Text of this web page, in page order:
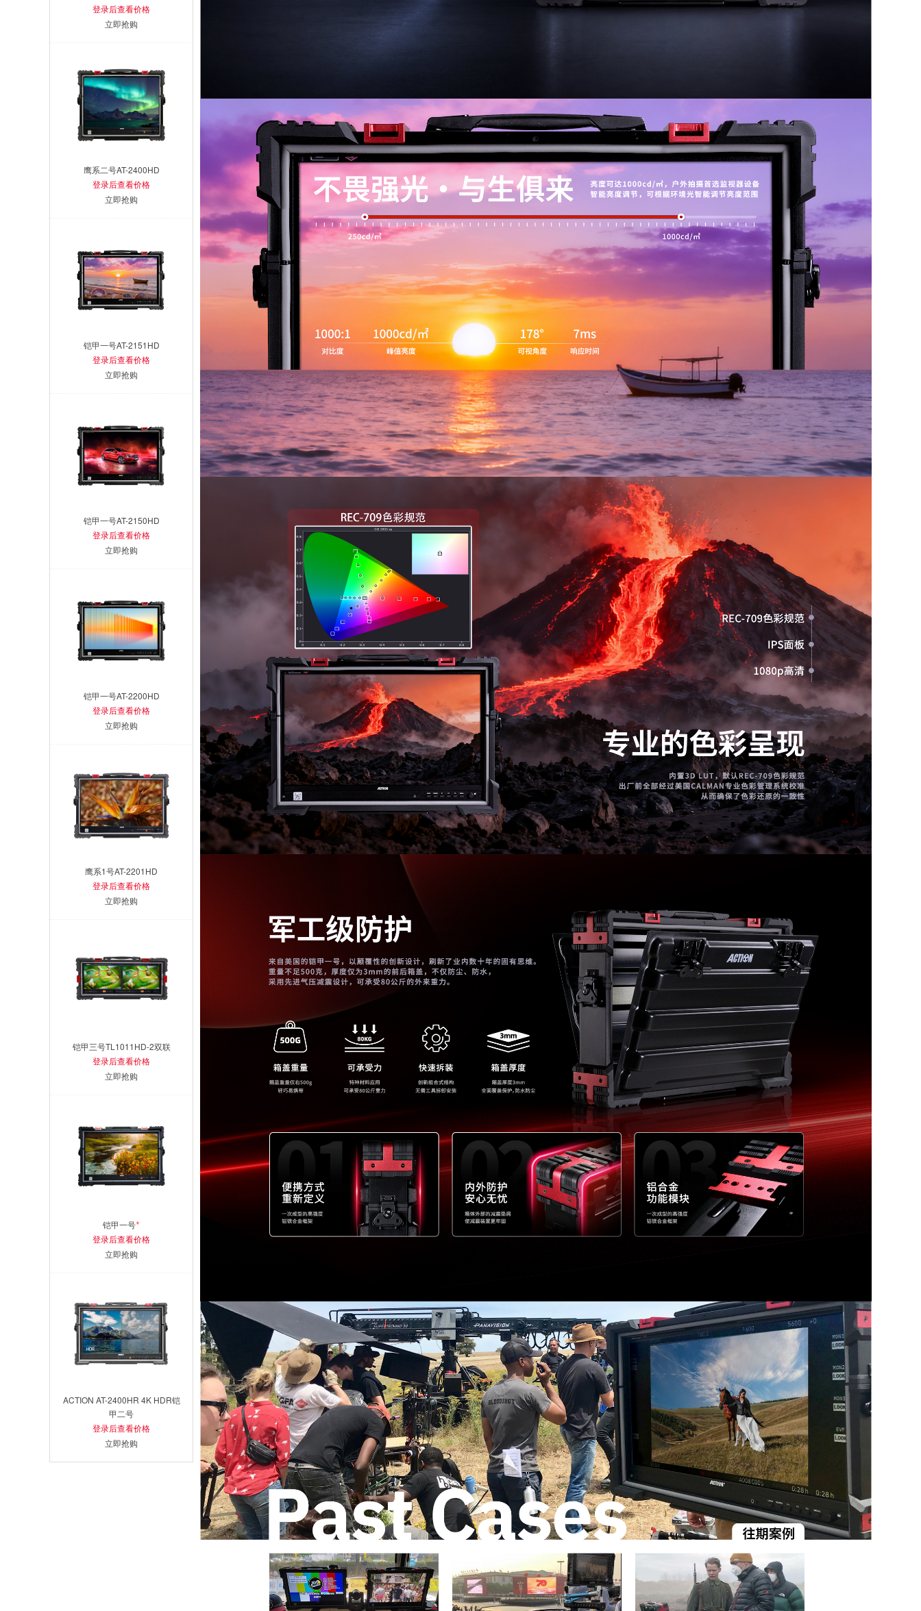
登录后查看价格
立即抢购
鹰系二号AT-2400HD
登录后查看价格
立即抢购
铠甲一号AT-2151HD
登录后查看价格
立即抢购
铠甲一号AT-2150HD
登录后查看价格
立即抢购
铠甲一号AT-2200HD
登录后查看价格
立即抢购
鹰系1号AT-2201HD
登录后查看价格
立即抢购
铠甲三号TL1011HD-2双联
登录后查看价格
立即抢购
铠甲一号+
登录后查看价格
立即抢购
ACTION AT-2400HR 4K HDR铠
甲二号
登录后查看价格
立即抢购